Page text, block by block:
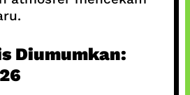
Diumumkan: